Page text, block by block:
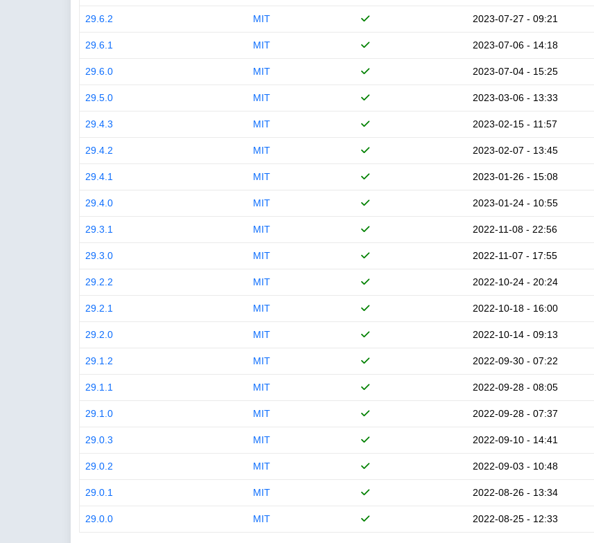
29.6.2 MIT 2023-07-27 - 09:21
29.6.1 MIT 2023-07-06 - 14:18
29.6.0 MIT 2023-07-04 - 15:25
29.5.0 MIT 2023-03-06 - 13:33
29.4.3 MIT 2023-02-15 - 11:57
29.4.2 MIT 2023-02-07 - 13:45
29.4.1 MIT 2023-01-26 - 15:08
29.4.0 MIT 2023-01-24 - 10:55
29.3.1 MIT 2022-11-08 - 22:56
29.3.0 MIT 2022-11-07 - 17:55
29.2.2 MIT 2022-10-24 - 20:24
29.2.1 MIT 2022-10-18 - 16:00
29.2.0 MIT 2022-10-14 - 09:13
29.1.2 MIT 2022-09-30 - 07:22
29.1.1 MIT 2022-09-28 - 08:05
29.1.0 MIT 2022-09-28 - 07:37
29.0.3 MIT 2022-09-10 - 14:41
29.0.2 MIT 2022-09-03 - 10:48
29.0.1 MIT 2022-08-26 - 13:34
29.0.0 MIT 2022-08-25 - 12:33